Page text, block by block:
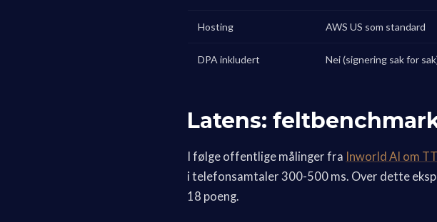
Hosting AWS US som standard
DPA inkludert Nei (signering sak for
Latens:
I følge offentlige målinger fra Inworld AI om
i telefonsamtaler 300-500 ms. Over dette
18 poeng.